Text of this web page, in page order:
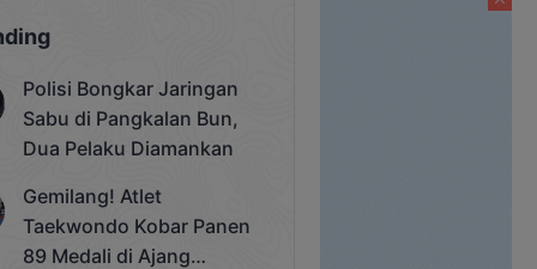
Polisi Bongkar Jaringan
Sabu di Pangkalan Bun,
Dua Pelaku Diamankan
Gemilang! Atlet
Taekwondo Kobar Panen
89 Medali di Ajang